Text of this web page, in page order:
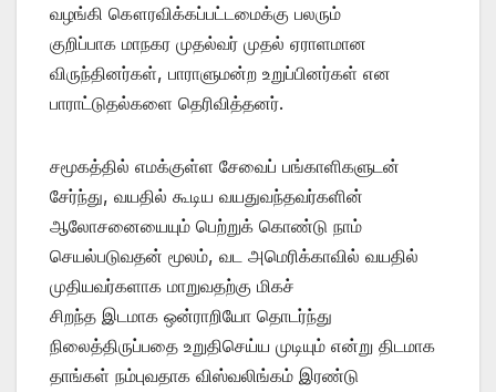
வழங்கி கௌரவிக்கப்பட்டமைக்கு பலரும்
குறிப்பாக மாநகர முதல்வர் முதல் ஏராளமான
விருந்தினர்கள், பாராளுமன்ற உறுப்பினர்கள் என
பாராட்டுதல்களை தெரிவித்தனர்.
சமூகத்தில் எமக்குள்ள சேவைப் பங்காளிகளுடன்
சேர்ந்து, வயதில் கூடிய வயதுவந்தவர்களின்
ஆலோசனையையும் பெற்றுக் கொண்டு நாம்
செயல்படுவதன் மூலம், வட அமெரிக்காவில் வயதில்
முதியவர்களாக மாறுவதற்கு மிகச்
சிறந்த இடமாக ஒன்ராறியோ தொடர்ந்து
நிலைத்திருப்பதை உறுதிசெய்ய முடியும் என்று திடமாக
தாங்கள் நம்புவதாக விஸ்வலிங்கம் இரண்டு